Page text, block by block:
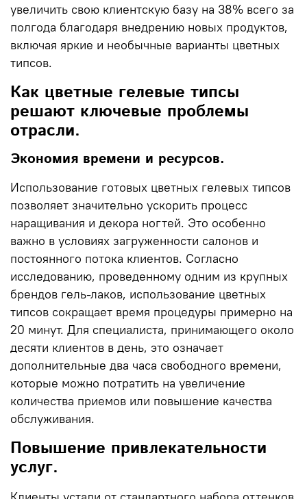
увеличить свою клиентскую базу на 38% всего за
полгода благодаря внедрению новых продуктов,
включая яркие и необычные варианты цветных
типсов.
Как цветные гелевые типсы
решают ключевые проблемы
отрасли.
Экономия времени и ресурсов.
Использование готовых цветных гелевых типсов
позволяет значительно ускорить процесс
наращивания и декора ногтей. Это особенно
важно в условиях загруженности салонов и
постоянного потока клиентов. Согласно
исследованию, проведенному одним из крупных
брендов гель-лаков, использование цветных
типсов сокращает время процедуры примерно на
20 минут. Для специалиста, принимающего около
десяти клиентов в день, это означает
дополнительные два часа свободного времени,
которые можно потратить на увеличение
количества приемов или повышение качества
обслуживания.
Повышение привлекательности
услуг.